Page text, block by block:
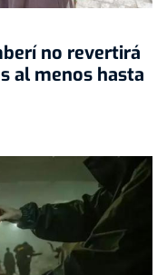
no revertirá
al menos hasta